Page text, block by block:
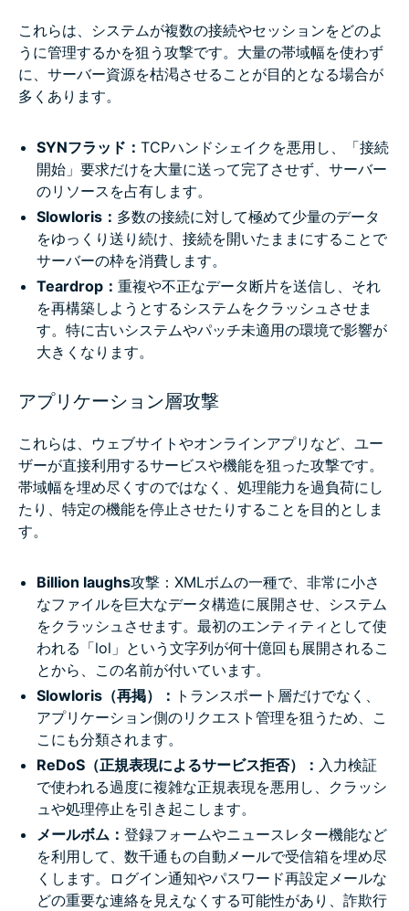
これらは、システムが複数の接続やセッションをどのよ
うに管理するかを狙う攻撃です。大量の帯域幅を使わず
に、サーバー資源を枯渇させることが目的となる場合が
多くあります。
SYNフラッド： TCPハンドシェイクを悪用し、「接続
開始」要求だけを大量に送って完了させず、サーバー
のリソースを占有します。
Slowloris： 多数の接続に対して極めて少量のデータ
をゆっくり送り続け、接続を開いたままにすることで
サーバーの枠を消費します。
Teardrop： 重複や不正なデータ断片を送信し、それ
を再構築しようとするシステムをクラッシュさせま
す。特に古いシステムやパッチ未適用の環境で影響が
大きくなります。
アプリケーション層攻撃
これらは、ウェブサイトやオンラインアプリなど、ユー
ザーが直接利用するサービスや機能を狙った攻撃です。
帯域幅を埋め尽くすのではなく、処理能力を過負荷にし
たり、特定の機能を停止させたりすることを目的としま
す。
Billion laughs攻撃：XMLボムの一種で、非常に小さ
なファイルを巨大なデータ構造に展開させ、システム
をクラッシュさせます。最初のエンティティとして使
われる「lol」という文字列が何十億回も展開されるこ
とから、この名前が付いています。
Slowloris（再掲）： トランスポート層だけでなく、
アプリケーション側のリクエスト管理を狙うため、こ
こにも分類されます。
ReDoS（正規表現によるサービス拒否）： 入力検証
で使われる過度に複雑な正規表現を悪用し、クラッシ
ュや処理停止を引き起こします。
メールボム： 登録フォームやニュースレター機能など
を利用して、数千通もの自動メールで受信箱を埋め尽
くします。ログイン通知やパスワード再設定メールな
どの重要な連絡を見えなくする可能性があり、詐欺行